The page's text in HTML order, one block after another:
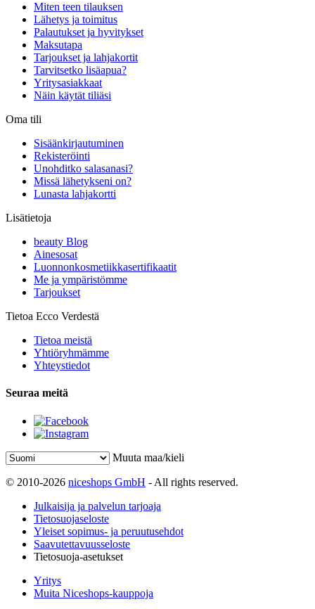
Miten teen tilauksen
Lähetys ja toimitus
Palautukset ja hyvitykset
Maksutapa
Tarjoukset ja lahjakortit
Tarvitsetko lisäapua?
Yritysasiakkaat
Näin käytät tiliäsi
Oma tili
Sisäänkirjautuminen
Rekisteröinti
Unohditko salasanasi?
Missä lähetykseni on?
Lunasta lahjakortti
Lisätietoja
beauty Blog
Ainesosat
Luonnonkosmetiikkasertifikaatit
Me ja ympäristömme
Tarjoukset
Tietoa Ecco Verdestä
Tietoa meistä
Yhtiöryhmämme
Yhteystiedot
Seuraa meitä
Muuta maa/kieli
© 2010-2026 niceshops GmbH - All rights reserved.
Julkaisija ja palvelun tarjoaja
Tietosuojaseloste
Yleiset sopimus- ja peruutusehdot
Saavutettavuusseloste
Tietosuoja-asetukset
Yritys
Muita Niceshops-kauppoja